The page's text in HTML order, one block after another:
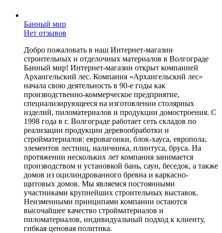
Банный мир
Нет отзывов
Добро пожаловать в наш Интернет-магазин
строительных и отделочных материалов в Волгограде
Банный мир! Интернет-магазин открыт компанией
Архангельский лес. Компания «Архангельский лес»
начала свою деятельность в 90-е годы как
производственно-коммерческое предприятие,
специализирующееся на изготовлении столярных
изделий, пиломатериалов и продукции домостроения. С
1998 года в г. Волгограде работает сеть складов по
реализации продукции деревообработки и
стройматериалов: евровагонки, блок-хауса, европола,
элементов лестниц, наличника, плинтуса, бруса. На
протяжении нескольких лет компания занимается
производством и установкой бань, саун, беседок, а также
домов из оцилиндрованного бревна и каркасно-
щитовых домов. Мы являемся постоянными
участниками крупнейших строительных выставок.
Неизменными принципами компании остаются
высочайшее качество стройматериалов и
пиломатериалов, индивидуальный подход к клиенту,
гибкая ценовая политика.